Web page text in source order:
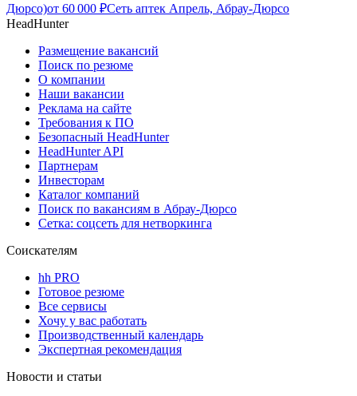
Дюрсо)от 60 000 ₽Сеть аптек Апрель, Абрау-Дюрсо
HeadHunter
Размещение вакансий
Поиск по резюме
О компании
Наши вакансии
Реклама на сайте
Требования к ПО
Безопасный HeadHunter
HeadHunter API
Партнерам
Инвесторам
Каталог компаний
Поиск по вакансиям в Абрау-Дюрсо
Сетка: соцсеть для нетворкинга
Соискателям
hh PRO
Готовое резюме
Все сервисы
Хочу у вас работать
Производственный календарь
Экспертная рекомендация
Новости и статьи